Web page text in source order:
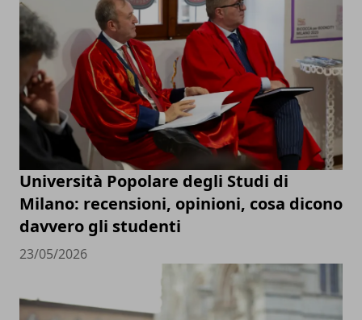
Università Popolare degli Studi di
Milano: recensioni, opinioni, cosa dicono
davvero gli studenti
23/05/2026